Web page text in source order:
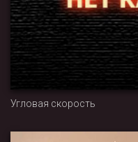
Угловая скорость